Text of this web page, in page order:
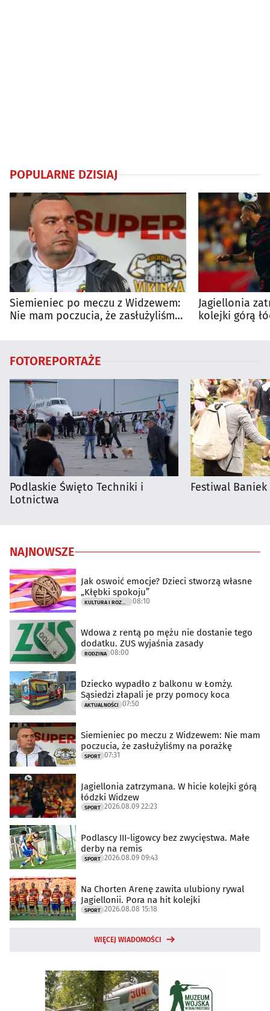
POPULARNE DZISIAJ
Siemieniec po meczu z Widzewem:
Nie mam poczucia, że zasłużyliśmy
Jagiellonia
kolejki górą
FOTOREPORTAŻE
Podlaskie Święto Techniki i
Lotnictwa
Festiwal
NAJNOWSZE
Jak oswoić emocje? Dzieci stworzą własne
„Kłębki spokoju”
08:10
Wdowa z rentą po mężu nie dostanie tego
dodatku. ZUS wyjaśnia zasady
RODZINA 08:00
Dziecko wypadło z balkonu w Łomży.
Sąsiedzi złapali je przy pomocy koca
AKTUALNOŚCI 07:50
Siemieniec po meczu z Widzewem: Nie mam
poczucia, że zasłużyliśmy na porażkę
SPORT 07:31
Jagiellonia zatrzymana. W hicie kolejki górą
łódzki Widzew
SPORT 2026.08.09 22:23
Podlascy III-ligowcy bez zwycięstwa. Małe
derby na remis
SPORT 2026.08.09 09:43
Na Chorten Arenę zawita ulubiony rywal
Jagiellonii. Pora na hit kolejki
SPORT 2026.08.08 15:18
WIĘCEJ WIADOMOŚCI